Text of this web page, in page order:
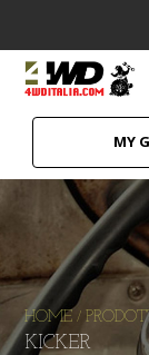
MY
HOME /
KICKER